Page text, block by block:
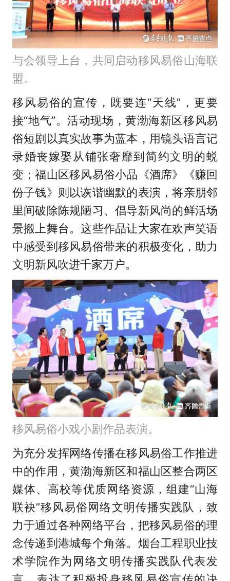
与会领导上台，共同启动移风易俗山海联
盟。
移风易俗的宣传，既要连“天线”，更要
接“地气”。活动现场，黄渤海新区移风易
俗短剧以真实故事为蓝本，用镜头语言记
录婚丧嫁娶从铺张奢靡到简约文明的蜕
变；福山区移风易俗小品《酒席》《赚回
份子钱》则以诙谐幽默的表演，将亲朋邻
里间破除陈规陋习、倡导新风尚的鲜活场
景搬上舞台。这些作品让大家在欢声笑语
中感受到移风易俗带来的积极变化，助力
文明新风吹进千家万户。
移风易俗小戏小剧作品表演。
为充分发挥网络传播在移风易俗工作推进
中的作用，黄渤海新区和福山区整合两区
媒体、高校等优质网络资源，组建“山海
联袂”移风易俗网络文明传播实践队，致
力于通过各种网络平台，把移风易俗的理
念传递到港城每个角落。烟台工程职业技
术学院作为网络文明传播实践队代表发